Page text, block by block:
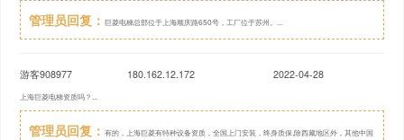
管理员回复： 巨菱电梯总部位于上海顺庆路650号，工厂位于苏州。...
游客908977 180.162.12.172 2022-04-28
上海巨菱电梯资质吗？...
管理员回复： 有的，上海巨菱有特种设备资质，全国上门安装，终身质保,除西藏地区外，其他中国